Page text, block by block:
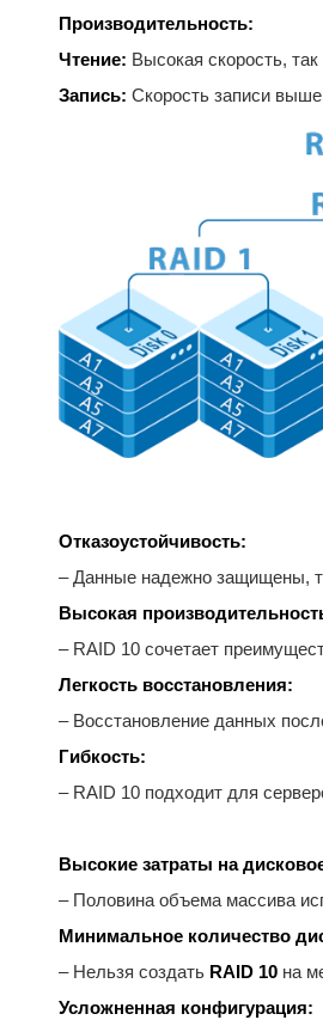
Производительность:
Чтение: Высокая скорость,
Запись: Скорость записи
Отказоустойчивость:
– Данные надежно защищены,
Высокая
– RAID 10 сочетает
Легкость восстановления:
– Восстановление данных
Гибкость:
– RAID 10 подходит для
Высокие затраты на
– Половина объема массива
Минимальное количество
– Нельзя создать RAID 10на
Усложненная конфигурация: